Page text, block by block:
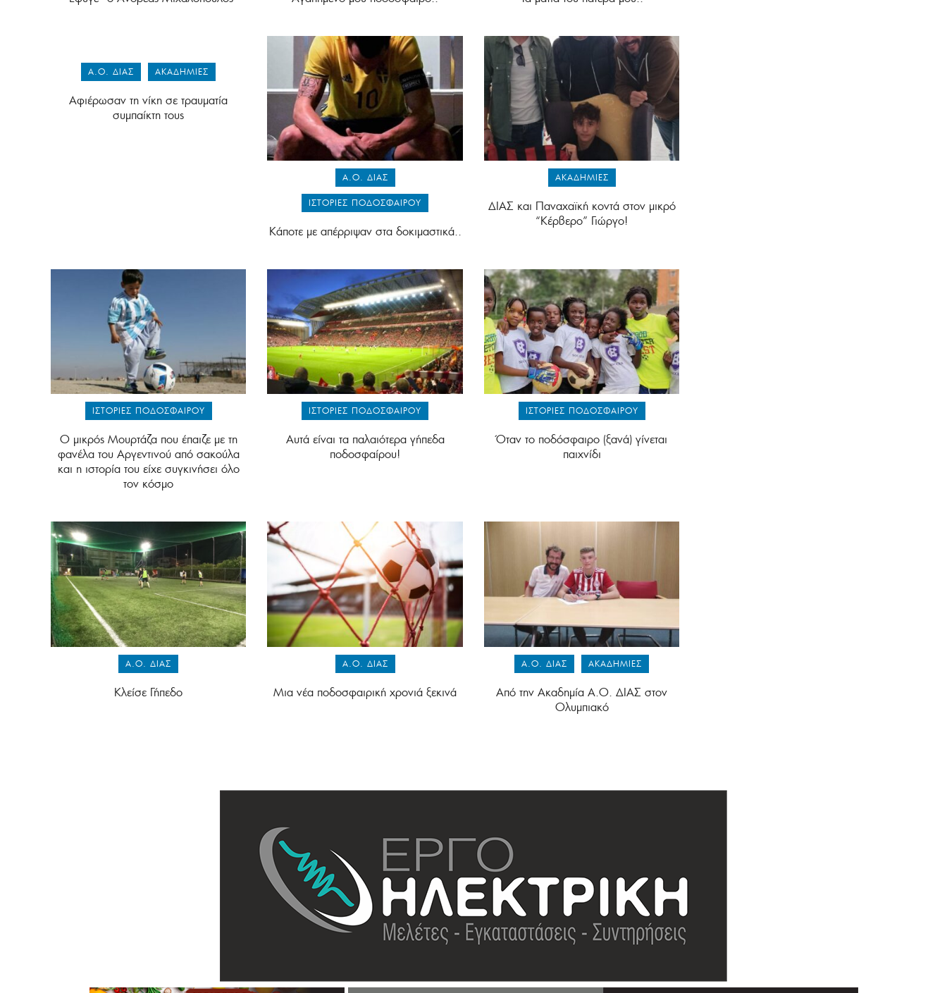
Α.Ο. ΔΙΑΣ ΑΚΑΔΗΜΊΕΣ
Αφιέρωσαν τη νίκη σε τραυματία
συμπαίκτη τους
Α.Ο. ΔΙΑΣ
ΙΣΤΟΡΊΕΣ ΠΟΔΟΣΦΑΊΡΟΥ
Κάποτε με απέρριψαν στα δοκιμαστικά..
ΑΚΑΔΗΜΊΕΣ
ΔΙΑΣ και Παναχαϊκή κοντά στον μικρό
“Κέρβερο” Γιώργο!
ΙΣΤΟΡΊΕΣ ΠΟΔΟΣΦΑΊΡΟΥ
Ο μικρός Μουρτάζα που έπαιζε με τη
φανέλα του Αργεντινού από σακούλα
και η ιστορία του είχε συγκινήσει όλο
τον κόσμο
ΙΣΤΟΡΊΕΣ ΠΟΔΟΣΦΑΊΡΟΥ
Αυτά είναι τα παλαιότερα γήπεδα
ποδοσφαίρου!
ΙΣΤΟΡΊΕΣ ΠΟΔΟΣΦΑΊΡΟΥ
Όταν το ποδόσφαιρο (ξανά) γίνεται
παιχνίδι
Α.Ο. ΔΙΑΣ
Κλείσε Γήπεδο
Α.Ο. ΔΙΑΣ
Μια νέα ποδοσφαιρική χρονιά ξεκινά
Α.Ο. ΔΙΑΣ ΑΚΑΔΗΜΊΕΣ
Από την Ακαδημία Α.Ο. ΔΙΑΣ στον
Ολυμπιακό